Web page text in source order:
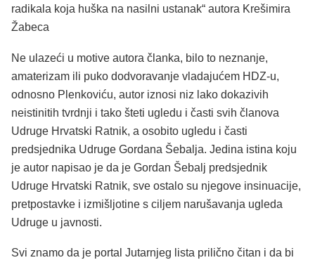
radikala koja huška na nasilni ustanak“ autora Krešimira
Žabeca
Ne ulazeći u motive autora članka, bilo to neznanje,
amaterizam ili puko dodvoravanje vladajućem HDZ-u,
odnosno Plenkoviću, autor iznosi niz lako dokazivih
neistinitih tvrdnji i tako šteti ugledu i časti svih članova
Udruge Hrvatski Ratnik, a osobito ugledu i časti
predsjednika Udruge Gordana Šebalja. Jedina istina koju
je autor napisao je da je Gordan Šebalj predsjednik
Udruge Hrvatski Ratnik, sve ostalo su njegove insinuacije,
pretpostavke i izmišljotine s ciljem narušavanja ugleda
Udruge u javnosti.
Svi znamo da je portal Jutarnjeg lista prilično čitan i da bi